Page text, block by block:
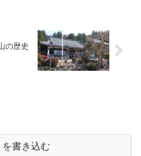
の歴史
を書き込む